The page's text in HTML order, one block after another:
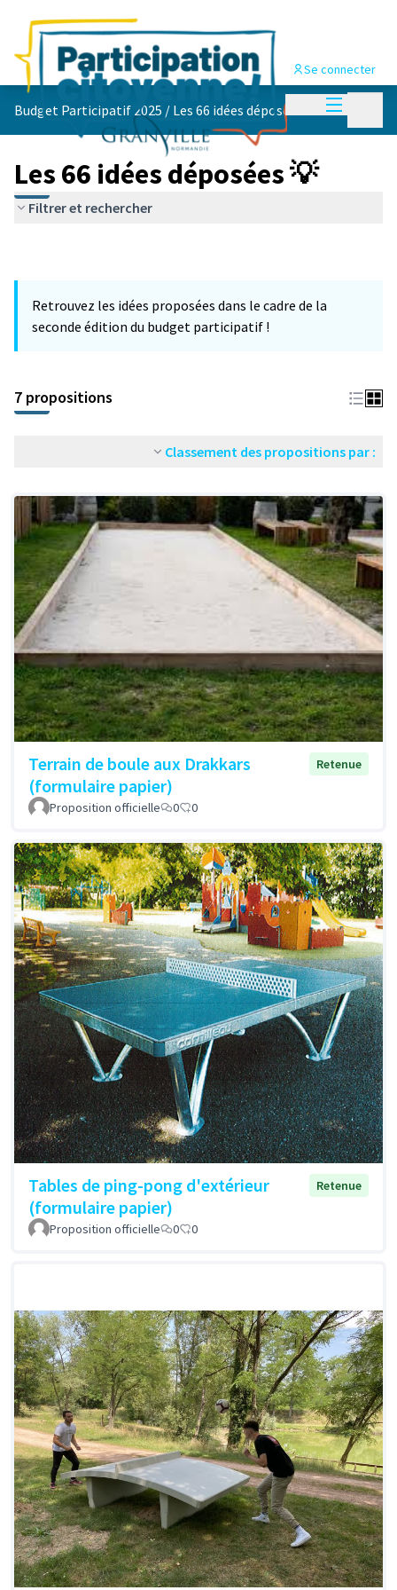
Menu
Se connecter
Budget Participatif 2025 / Les 66 idées déposées 💡
Les 66 idées déposées 💡
Filtrer et rechercher
Retrouvez les idées proposées dans le cadre de la
seconde édition du budget participatif !
7 propositions
Classement des propositions par :
Terrain de boule aux Drakkars
(formulaire papier)
Retenue
Proposition officielle 0 0
Tables de ping-pong d'extérieur
(formulaire papier)
Retenue
Proposition officielle 0 0